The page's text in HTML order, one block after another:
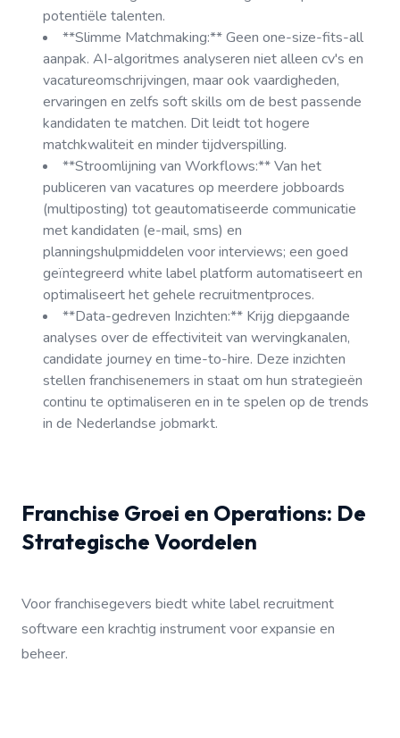
potentiële talenten.
**Slimme Matchmaking:** Geen one-size-fits-all
aanpak. AI-algoritmes analyseren niet alleen cv's en
vacatureomschrijvingen, maar ook vaardigheden,
ervaringen en zelfs soft skills om de best passende
kandidaten te matchen. Dit leidt tot hogere
matchkwaliteit en minder tijdverspilling.
**Stroomlijning van Workflows:** Van het
publiceren van vacatures op meerdere jobboards
(multiposting) tot geautomatiseerde communicatie
met kandidaten (e-mail, sms) en
planningshulpmiddelen voor interviews; een goed
geïntegreerd white label platform automatiseert en
optimaliseert het gehele recruitmentproces.
**Data-gedreven Inzichten:** Krijg diepgaande
analyses over de effectiviteit van wervingkanalen,
candidate journey en time-to-hire. Deze inzichten
stellen franchisenemers in staat om hun strategieën
continu te optimaliseren en in te spelen op de trends
in de Nederlandse jobmarkt.
Franchise Groei en Operations: De
Strategische Voordelen
Voor franchisegevers biedt white label recruitment
software een krachtig instrument voor expansie en
beheer.